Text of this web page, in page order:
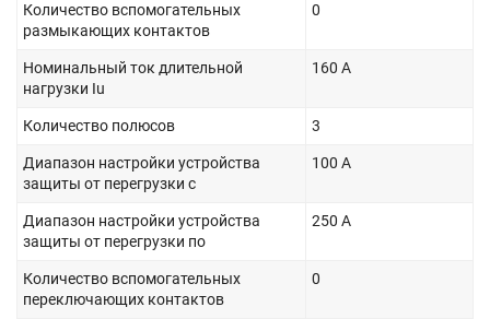
Количество вспомогательных
размыкающих контактов
0
Номинальный ток длительной
нагрузки Iu
160 А
Количество полюсов 3
Диапазон настройки устройства
защиты от перегрузки с
100 А
Диапазон настройки устройства
защиты от перегрузки по
250 А
Количество вспомогательных
переключающих контактов
0